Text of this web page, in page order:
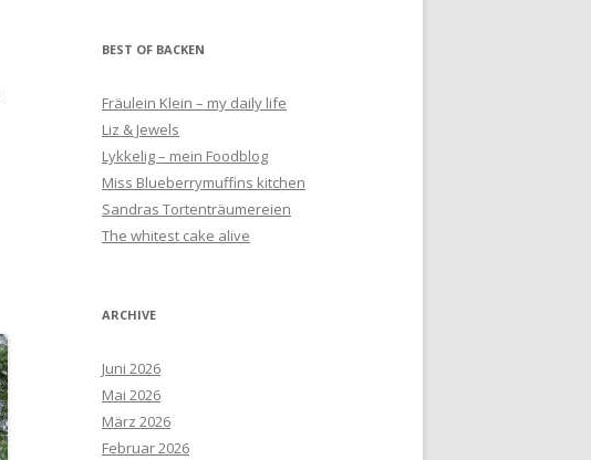
BEST OF BACKEN
Fräulein Klein – my daily life
Liz & Jewels
Lykkelig – mein Foodblog
Miss Blueberrymuffins kitchen
Sandras Tortenträumereien
The whitest cake alive
ARCHIVE
Juni 2026
Mai 2026
März 2026
Februar 2026